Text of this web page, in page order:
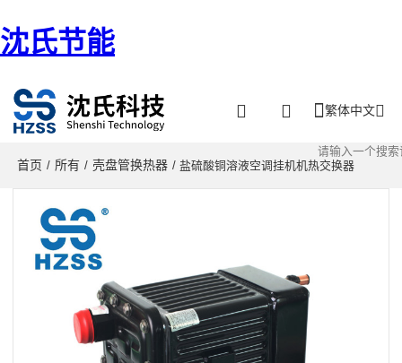
沈氏节能
繁体中文
首页 / 所有 / 壳盘管换热器 / 盐硫酸铜溶液空调挂机机热交换器